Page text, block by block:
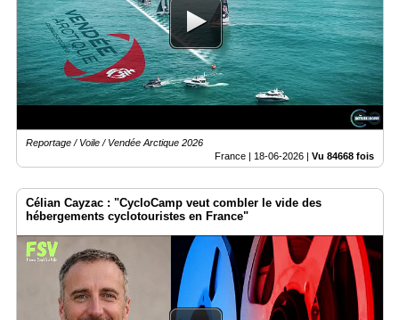
Reportage / Voile / Vendée Arctique 2026
France | 18-06-2026 Vu 84668 fois
Célian Cayzac : "CycloCamp veut combler le vide des
hébergements cyclotouristes en France"